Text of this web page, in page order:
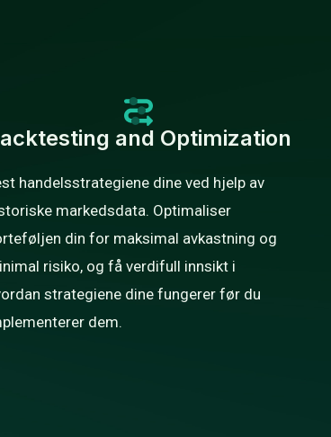
and Optimization
handelsstrategiene dine ved hjelp av
markedsdata. Optimaliser
din for maksimal avkastning og
risiko, og få verdifull innsikt i
strategiene dine fungerer før du
dem.